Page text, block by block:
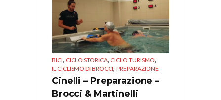
BICI, CICLO STORICA, CICLO TURISMO,
IL CICLISMO DI BROCCI, PREPARAZIONE
Cinelli – Preparazione –
Brocci & Martinelli